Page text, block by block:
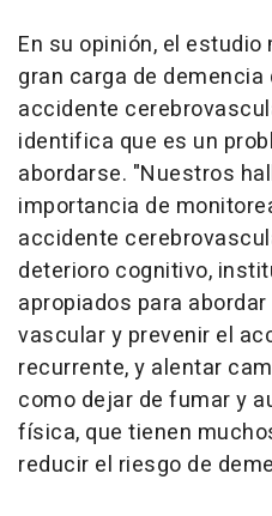
En su opinión, el
gran carga de demencia
accidente
identifica que es un
abordarse. "Nuestros
importancia de
accidente
deterioro cognitivo,
apropiados para
vascular y prevenir el
recurrente, y alentar
como dejar de fumar y
física, que tienen
reducir el riesgo de